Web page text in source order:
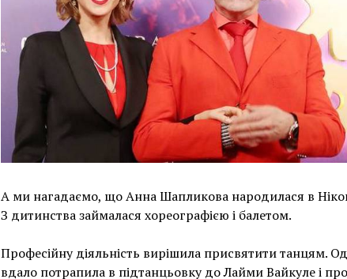
А ми нагадаємо, що Анна Шапликова народилася в
З дитинства займалася хореографією і балетом.
Професійну діяльність вирішила присвятити танцям.
вдало потрапила в підтанцьовку до Лайми Вайкуле і